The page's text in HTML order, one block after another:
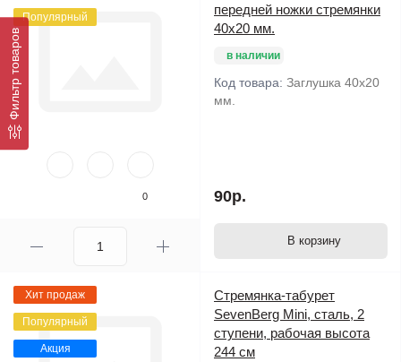
Фильтр товаров
Популярный
0
передней ножки стремянки
40х20 мм.
в наличии
Код товара: Заглушка 40х20
мм.
90р.
В корзину
Хит продаж
Популярный
Акция
Стремянка-табурет
SevenBerg Mini, сталь, 2
ступени, рабочая высота
244 см